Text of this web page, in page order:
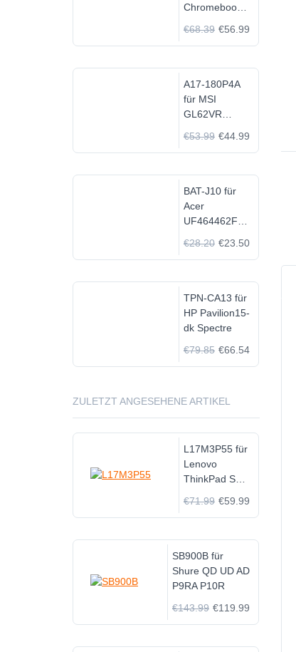
Chromebook
€68.39 €56.99
A17-180P4A
für MSI
GL62VR
€53.99 €44.99
BAT-J10 für
Acer
UF464462F
€28.20 €23.50
TPN-CA13 für
HP Pavilion15-
dk Spectre
€79.85 €66.54
ZULETZT ANGESEHENE ARTIKEL
L17M3P55 für
Lenovo
ThinkPad S2
€71.99 €59.99
SB900B für
Shure QD UD AD
P9RA P10R
€143.99 €119.99